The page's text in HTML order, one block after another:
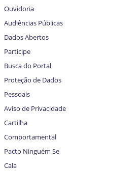
Ouvidoria
Audiências Públicas
Dados Abertos
Participe
Busca do Portal
Proteção de Dados
Pessoais
Aviso de Privacidade
Cartilha
Comportamental
Pacto Ninguém Se
Cala